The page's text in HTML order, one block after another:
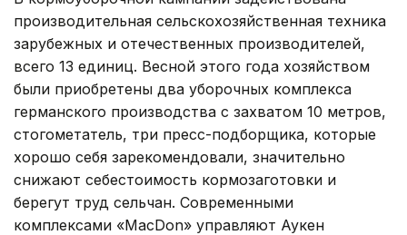
производительная сельскохозяйственная техника
зарубежных и отечественных производителей,
всего 13 единиц. Весной этого года хозяйством
были приобретены два уборочных комплекса
германского производства с захватом 10 метров,
стогометатель, три пресс-подборщика, которые
хорошо себя зарекомендовали, значительно
снижают себестоимость кормозаготовки и
берегут труд сельчан. Современными
комплексами «MacDon» управляют Аукен